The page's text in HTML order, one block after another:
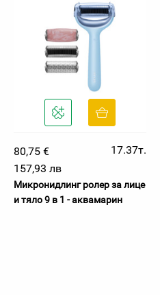
80,75 €
17.37т.
157,93 лв
Микронидлинг ролер за лице
и тяло 9 в 1 - аквамарин